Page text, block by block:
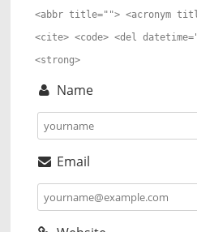
<abbr title=""> <acronym
<cite> <code> <del
<strong>
Name
Email